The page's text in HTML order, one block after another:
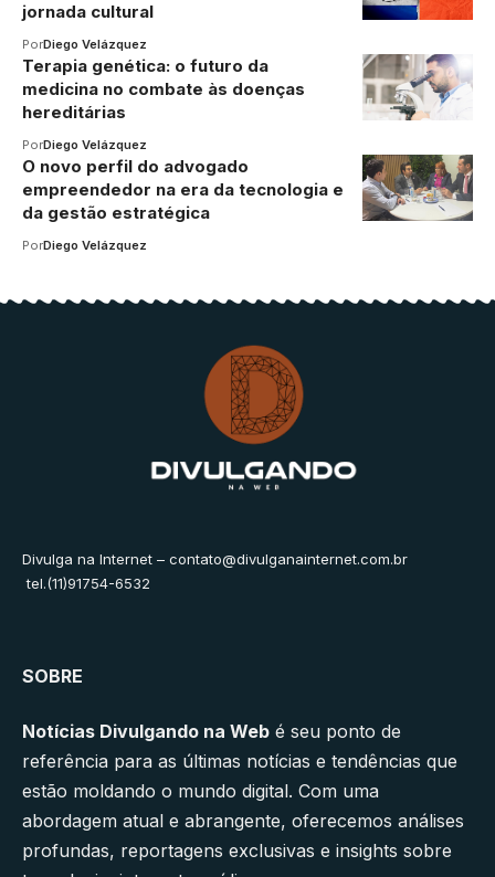
jornada cultural
PorDiego Velázquez
Terapia genética: o futuro da
medicina no combate às doenças
hereditárias
PorDiego Velázquez
O novo perfil do advogado
empreendedor na era da tecnologia e
da gestão estratégica
PorDiego Velázquez
Divulga na Internet – contato@divulganainternet.com.br
tel.(11)91754-6532
SOBRE
Notícias Divulgando na Web é seu ponto de
referência para as últimas notícias e tendências que
estão moldando o mundo digital. Com uma
abordagem atual e abrangente, oferecemos análises
profundas, reportagens exclusivas e insights sobre